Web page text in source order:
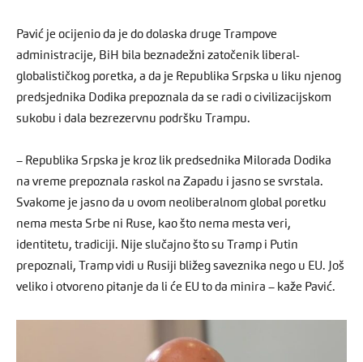
Pavić je ocijenio da je do dolaska druge Trampove
administracije, BiH bila beznadežni zatočenik liberal-
globalističkog poretka, a da je Republika Srpska u liku njenog
predsjednika Dodika prepoznala da se radi o civilizacijskom
sukobu i dala bezrezervnu podršku Trampu.
– Republika Srpska je kroz lik predsednika Milorada Dodika
na vreme prepoznala raskol na Zapadu i jasno se svrstala.
Svakome je jasno da u ovom neoliberalnom global poretku
nema mesta Srbe ni Ruse, kao što nema mesta veri,
identitetu, tradiciji. Nije slučajno što su Tramp i Putin
prepoznali, Tramp vidi u Rusiji bližeg saveznika nego u EU. Još
veliko i otvoreno pitanje da li će EU to da minira – kaže Pavić.